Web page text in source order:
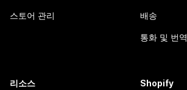
스토어 관리 배송
통화 및 번역
리소스 Shopify